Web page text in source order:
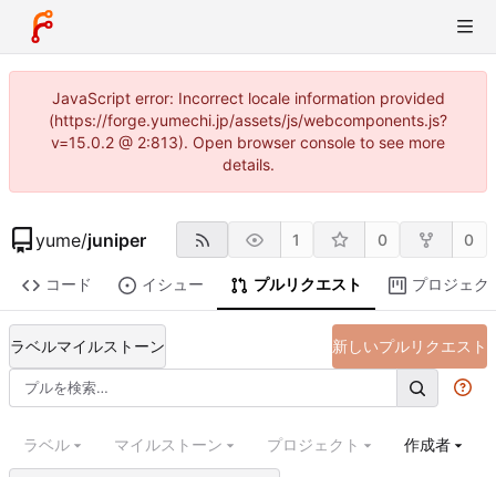
JavaScript error: Incorrect locale information provided
(https://forge.yumechi.jp/assets/js/webcomponents.js?
v=15.0.2 @ 2:813). Open browser console to see more
details.
yume/juniper 1 0 0
コード イシュー プルリクエスト プロジェク
ラベルマイルストーン 新しいプルリクエスト
ラベル マイルストーン プロジェクト 作成者